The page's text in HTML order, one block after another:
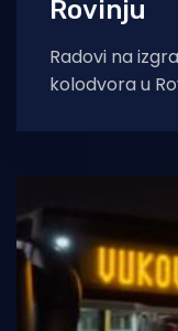
Rovinju
Radovi na
kolodvora u
velikih temelja